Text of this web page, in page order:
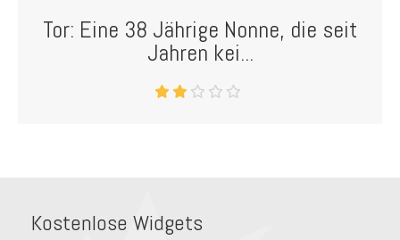
Tor: Eine 38 Jährige Nonne, die seit
Jahren kei...
Kostenlose Widgets